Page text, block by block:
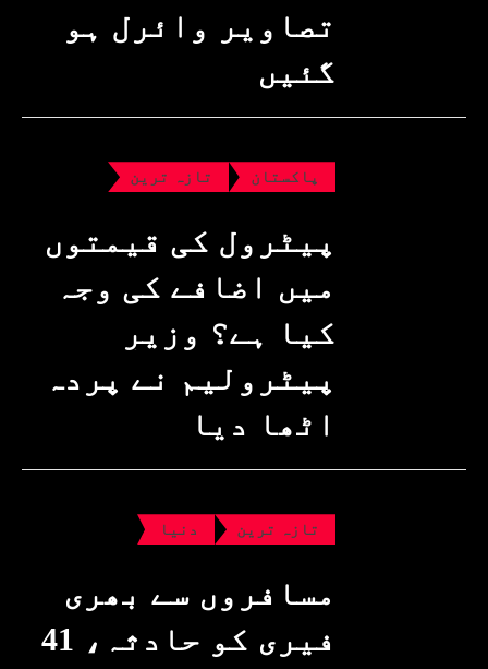
تصاویر وائرل ہو
گئیں
پاکستان تازہ ترین
پیٹرول کی قیمتوں
میں اضافے کی وجہ
کیا ہے؟ وزیرِ
پیٹرولیم نے پردہ
اٹھا دیا
تازہ ترین دنیا
مسافروں سے بھری
فیری کو حادثہ، 41